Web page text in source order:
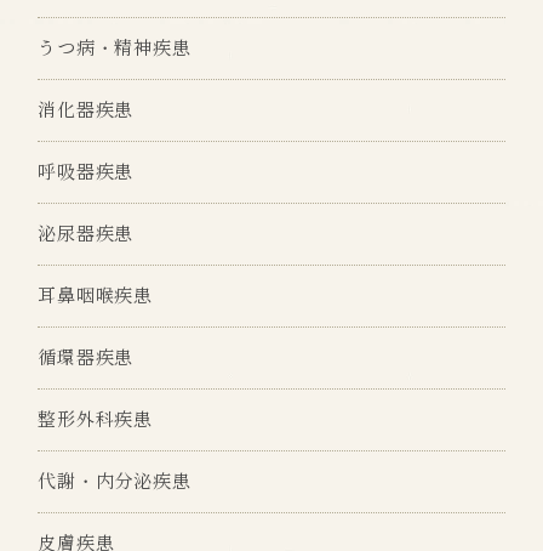
うつ病・精神疾患
消化器疾患
呼吸器疾患
泌尿器疾患
耳鼻咽喉疾患
循環器疾患
整形外科疾患
代謝・内分泌疾患
皮膚疾患